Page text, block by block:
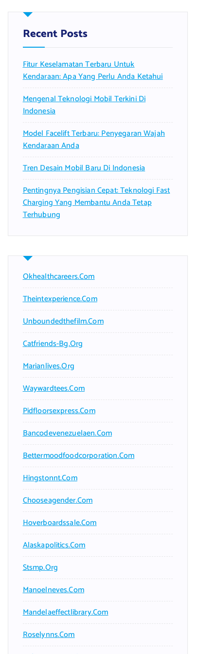
h
f
o
:
Recent Posts
Fitur Keselamatan Terbaru Untuk
Kendaraan: Apa Yang Perlu Anda Ketahui
Mengenal Teknologi Mobil Terkini Di
Indonesia
Model Facelift Terbaru: Penyegaran Wajah
Kendaraan Anda
Tren Desain Mobil Baru Di Indonesia
Pentingnya Pengisian Cepat: Teknologi Fast
Charging Yang Membantu Anda Tetap
Terhubung
Okhealthcareers.com
Theintexperience.com
Unboundedthefilm.com
Catfriends-Bg.org
Marianlives.org
Waywardtees.com
Pidfloorsexpress.com
Bancodevenezuelaen.com
Bettermoodfoodcorporation.com
Hingstonnt.com
Chooseagender.com
Hoverboardssale.com
Alaskapolitics.com
Stsmp.org
Manoelneves.com
Mandelaeffectlibrary.com
Roselynns.com